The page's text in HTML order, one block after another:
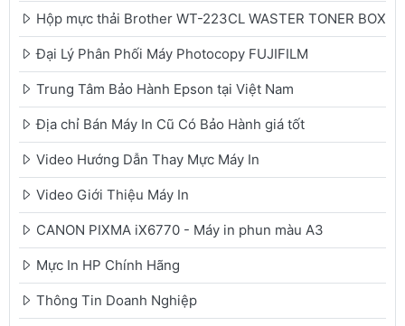
Hộp mực thải Brother WT-223CL WASTER TONER BOX
Đại Lý Phân Phối Máy Photocopy FUJIFILM
Trung Tâm Bảo Hành Epson tại Việt Nam
Địa chỉ Bán Máy In Cũ Có Bảo Hành giá tốt
Video Hướng Dẫn Thay Mực Máy In
Video Giới Thiệu Máy In
CANON PIXMA iX6770 - Máy in phun màu A3
Mực In HP Chính Hãng
Thông Tin Doanh Nghiệp